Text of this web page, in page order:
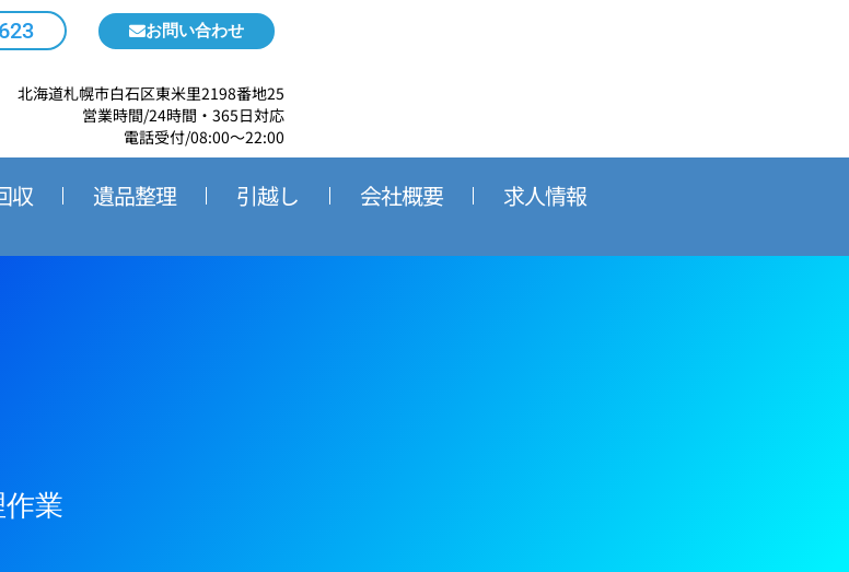
お問い合わせ
海道札幌市白石区東米里2198番地25
営業時間/24時間・365日対応
電話受付/08:00～22:00
収 遺品整理 引越し 会社概要 求人情報
業